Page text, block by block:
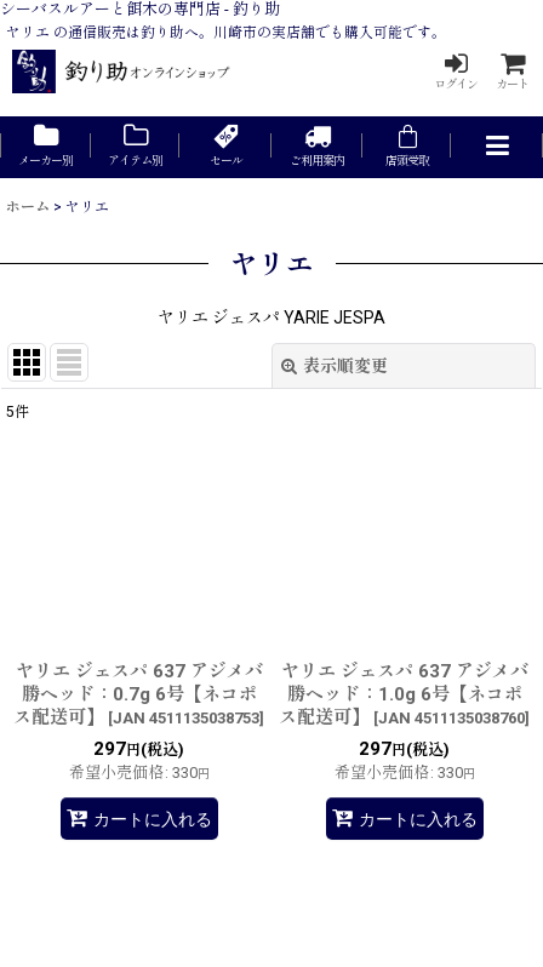
シーバスルアーと餌木の専門店 - 釣り助
ヤリエ の通信販売は釣り助へ。川崎市の実店舗でも購入可能です。
ログイン カート
メーカー別 アイテム別 セール ご利用案内 店頭受取
ホーム > ヤリエ
ヤリエ
ヤリエ ジェスパ YARIE JESPA
表示順変更
5件
ヤリエ ジェスパ 637 アジメバ
勝ヘッド：0.7g 6号【ネコポ
ス配送可】
[JAN 4511135038753]
297 円(税込)
希望小売価格: 330円
カートに入れる
ヤリエ ジェスパ 637 アジメバ
勝ヘッド：1.0g 6号【ネコポ
ス配送可】
[JAN 4511135038760]
297 円(税込)
希望小売価格: 330円
カートに入れる